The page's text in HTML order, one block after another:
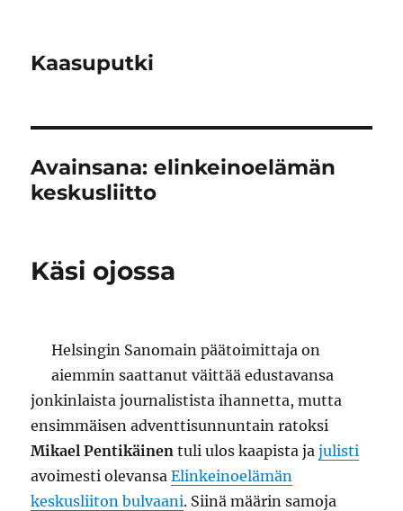
Kaasuputki
Avainsana:elinkeinoelämän
keskusliitto
Käsi ojossa
Helsingin Sanomain päätoimittaja on
aiemmin saattanut väittää edustavansa
jonkinlaista journalistista ihannetta, mutta
ensimmäisen adventtisunnuntain ratoksi
Mikael Pentikäinen tuli ulos kaapista jajulisti
avoimesti olevansaElinkeinoelämän
keskusliiton bulvaani. Siinä määrin samoja